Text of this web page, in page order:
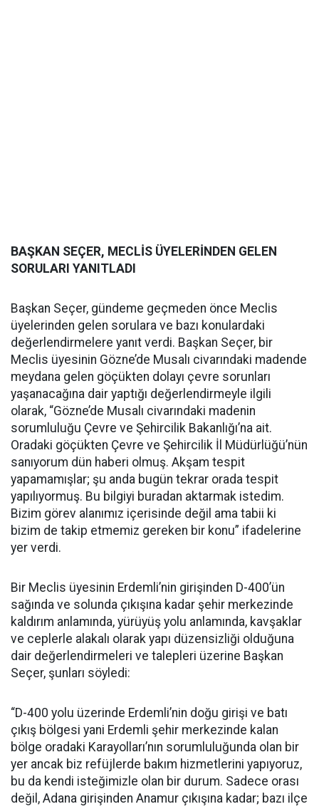
BAŞKAN SEÇER, MECLİS ÜYELERİNDEN GELEN
SORULARI YANITLADI
Başkan Seçer, gündeme geçmeden önce Meclis
üyelerinden gelen sorulara ve bazı konulardaki
değerlendirmelere yanıt verdi. Başkan Seçer, bir
Meclis üyesinin Gözne’de Musalı civarındaki madende
meydana gelen göçükten dolayı çevre sorunları
yaşanacağına dair yaptığı değerlendirmeyle ilgili
olarak, “Gözne’de Musalı civarındaki madenin
sorumluluğu Çevre ve Şehircilik Bakanlığı’na ait.
Oradaki göçükten Çevre ve Şehircilik İl Müdürlüğü’nün
sanıyorum dün haberi olmuş. Akşam tespit
yapamamışlar; şu anda bugün tekrar orada tespit
yapılıyormuş. Bu bilgiyi buradan aktarmak istedim.
Bizim görev alanımız içerisinde değil ama tabii ki
bizim de takip etmemiz gereken bir konu” ifadelerine
yer verdi.
Bir Meclis üyesinin Erdemli’nin girişinden D-400’ün
sağında ve solunda çıkışına kadar şehir merkezinde
kaldırım anlamında, yürüyüş yolu anlamında, kavşaklar
ve ceplerle alakalı olarak yapı düzensizliği olduğuna
dair değerlendirmeleri ve talepleri üzerine Başkan
Seçer, şunları söyledi:
“D-400 yolu üzerinde Erdemli’nin doğu girişi ve batı
çıkış bölgesi yani Erdemli şehir merkezinde kalan
bölge oradaki Karayolları’nın sorumluluğunda olan bir
yer ancak biz refüjlerde bakım hizmetlerini yapıyoruz,
bu da kendi isteğimizle olan bir durum. Sadece orası
değil, Adana girişinden Anamur çıkışına kadar; bazı ilçe